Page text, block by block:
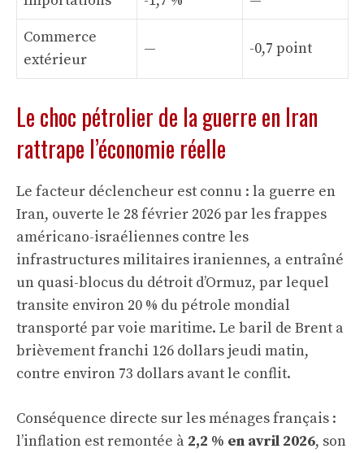
Commerce
extérieur
— -0,7 point
Le choc pétrolier de la guerre en Iran
rattrape l’économie réelle
Le facteur déclencheur est connu : la guerre en
Iran, ouverte le 28 février 2026 par les frappes
américano-israéliennes contre les
infrastructures militaires iraniennes, a entraîné
un quasi-blocus du détroit d’Ormuz, par lequel
transite environ 20 % du pétrole mondial
transporté par voie maritime. Le baril de Brent a
brièvement franchi 126 dollars jeudi matin,
contre environ 73 dollars avant le conflit.
Conséquence directe sur les ménages français :
l’inflation est remontée à 2,2 % en avril 2026, son